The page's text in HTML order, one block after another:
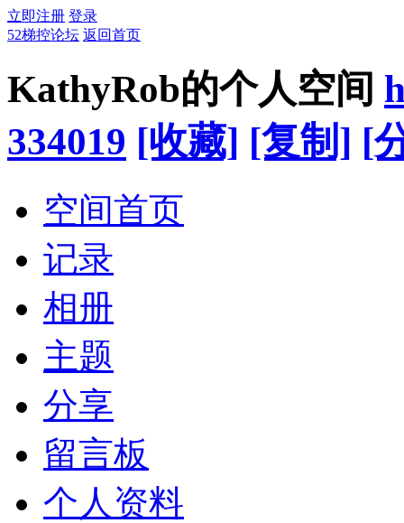
立即注册 登录
52梯控论坛 返回首页
KathyRob的个人空间
334019 [收藏] [复制] [
空间首页
记录
相册
主题
分享
留言板
个人资料